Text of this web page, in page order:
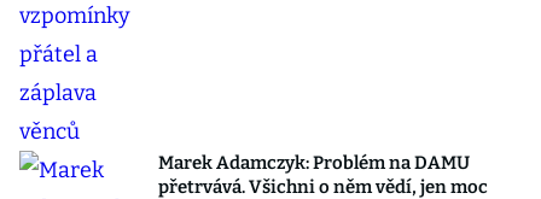
Marek Adamczyk: Problém na DAMU
přetrvává. Všichni o něm vědí, jen moc